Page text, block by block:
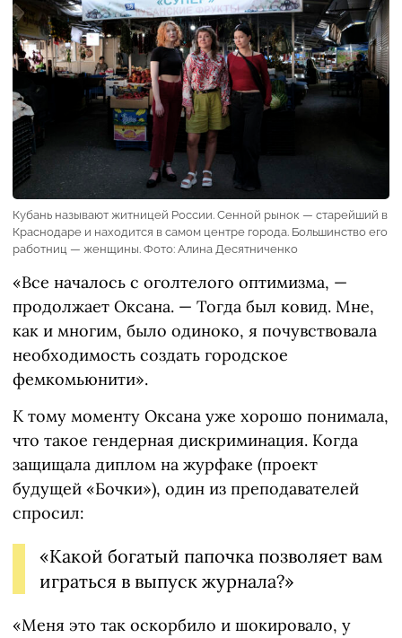
Кубань называют житницей России. Сенной рынок — старейший в
Краснодаре и находится в самом центре города. Большинство его
работниц — женщины. Фото: Алина Десятниченко
«Все началось с оголтелого оптимизма, —
продолжает Оксана. — Тогда был ковид. Мне,
как и многим, было одиноко, я почувствовала
необходимость создать городское
фемкомьюнити».
К тому моменту Оксана уже хорошо понимала,
что такое гендерная дискриминация. Когда
защищала диплом на журфаке (проект
будущей «Бочки»), один из преподавателей
спросил:
«Какой богатый папочка позволяет вам
играться в выпуск журнала?»
«Меня это так оскорбило и шокировало, у